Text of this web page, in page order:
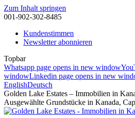
Zum Inhalt springen
001-902-302-8485
Kundenstimmen
Newsletter abonnieren
Topbar
Whatsapp page opens in new window
windowLinkedin page opens in new
EnglishDeutsch
Golden Lake Estates – Immobilien in
Ausgewählte Grundstücke in Kanada,